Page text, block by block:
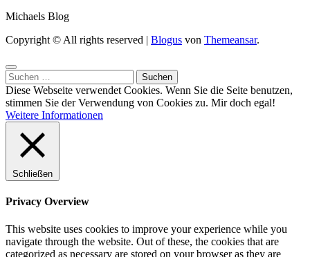
Michaels Blog
Copyright © All rights reserved | Blogus von Themeansar.
Suchen
nach:
Diese Webseite verwendet Cookies. Wenn Sie die Seite benutzen,
stimmen Sie der Verwendung von Cookies zu. Mir doch egal!
Weitere Informationen
Schließen
Privacy Overview
This website uses cookies to improve your experience while you
navigate through the website. Out of these, the cookies that are
categorized as necessary are stored on your browser as they are